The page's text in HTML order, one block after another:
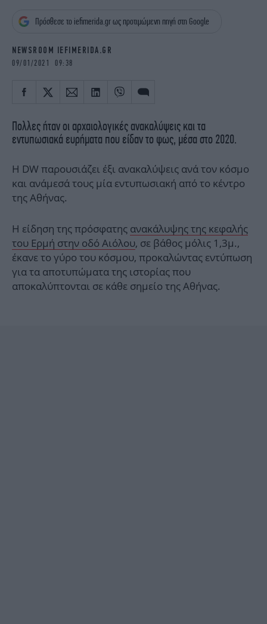
OSCARS
THE OCEAN
Πρόσθεσε το iefimerida.gr ως προτιμώμενη πηγή στη Google
NEWSROOM IEFIMERIDA.GR
09/01/2021 09:38
Πολλες ήταν οι αρχαιολογικές ανακαλύψεις και τα
εντυπωσιακά ευρήματα που είδαν το φως, μέσα στο 2020.
Η DW παρουσιάζει έξι ανακαλύψεις ανά τον κόσμο
και ανάμεσά τους μία εντυπωσιακή από το κέντρο
της Αθήνας.
Η είδηση της πρόσφατης ανακάλυψης της κεφαλής
του Ερμή στην οδό Αιόλου, σε βάθος μόλις 1,3μ.,
έκανε το γύρο του κόσμου, προκαλώντας εντύπωση
για τα αποτυπώματα της ιστορίας που
αποκαλύπτονται σε κάθε σημείο της Αθήνας.